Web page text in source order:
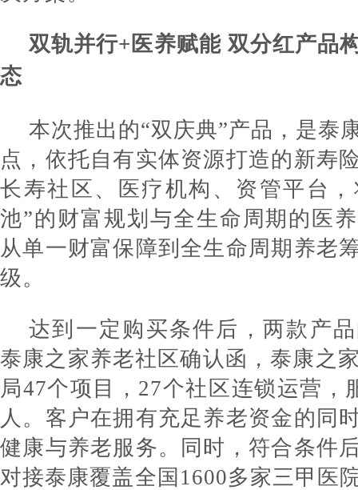
双轨并行+医养赋能 双分红产品
态
本次推出的“双庆典”产品，是泰
点，依托自有实体资源打造的新寿
长寿社区、医疗机构、资管平台
池”的财富规划与全生命周期的医
从单一财富保障到全生命周期养老
级。
达到一定购买条件后，两款产
泰康之家养老社区确认函，泰康之
局47个项目，27个社区连锁运营，
人。客户在拥有充足养老资金的同
健康与养老服务。同时，符合条件
对接泰康覆盖全国1600多家三甲医